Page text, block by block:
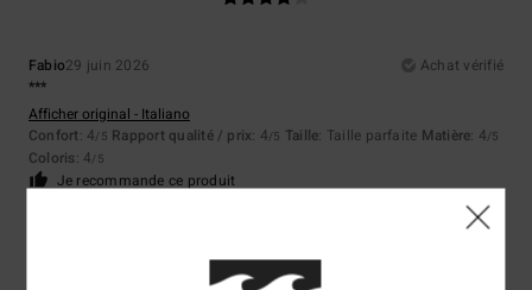
Fabio29 juin 2026
Achat vérifié
***
Afficher original - Italiano
Confort: 4/5 Rapport qualité / prix: 4/5 Taille: Taille parfaite Matière: 4/5
Coloris: 4/5
Je recommande ce produit
4/5